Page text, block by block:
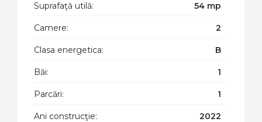
Suprafaţă utilă: 54 mp
Camere: 2
Clasa energetica: B
Băi: 1
Parcări: 1
Ani construcţie: 2022